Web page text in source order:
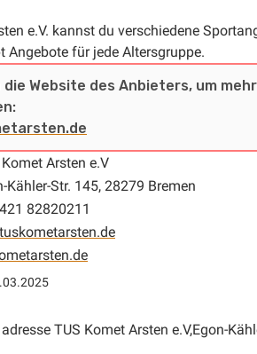
e.V. kannst du verschiedene
Angebote für jede Altersgruppe.
die Website des Anbieters, um
Arsten e.V
Kähler-Str. 145, 28279 Bremen
82820211